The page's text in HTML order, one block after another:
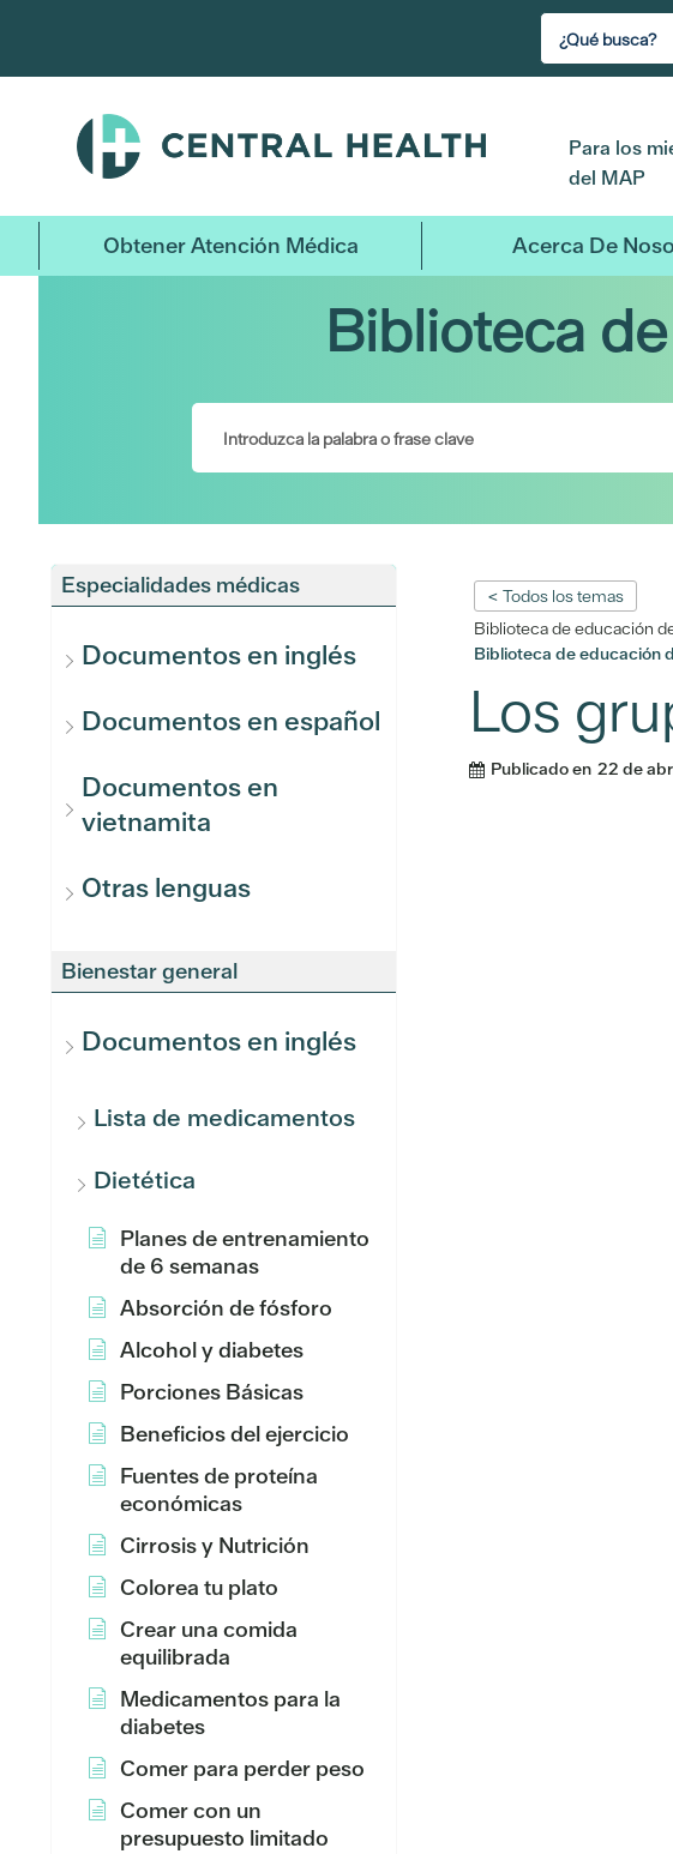
contenido
Para los
del MAP
Obtener Atención Médica Acerca De
Biblioteca
Especialidades médicas
Documentos en inglés
Documentos en español
Documentos en
vietnamita
Otras lenguas
Bienestar general
Documentos en inglés
Lista de medicamentos
Dietética
Planes de entrenamiento
de 6 semanas
Absorción de fósforo
Alcohol y diabetes
Porciones Básicas
Beneficios del ejercicio
Fuentes de proteína
económicas
Cirrosis y Nutrición
Colorea tu plato
Crear una comida
equilibrada
Medicamentos para la
diabetes
Comer para perder peso
Comer con un
presupuesto limitado
< Todos los temas
Biblioteca de educación
Biblioteca de educación
Los
Publicado en 22 de